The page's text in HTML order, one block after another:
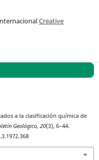
Creative
a la clasificación química de
Geológico,20(3), 6–44.